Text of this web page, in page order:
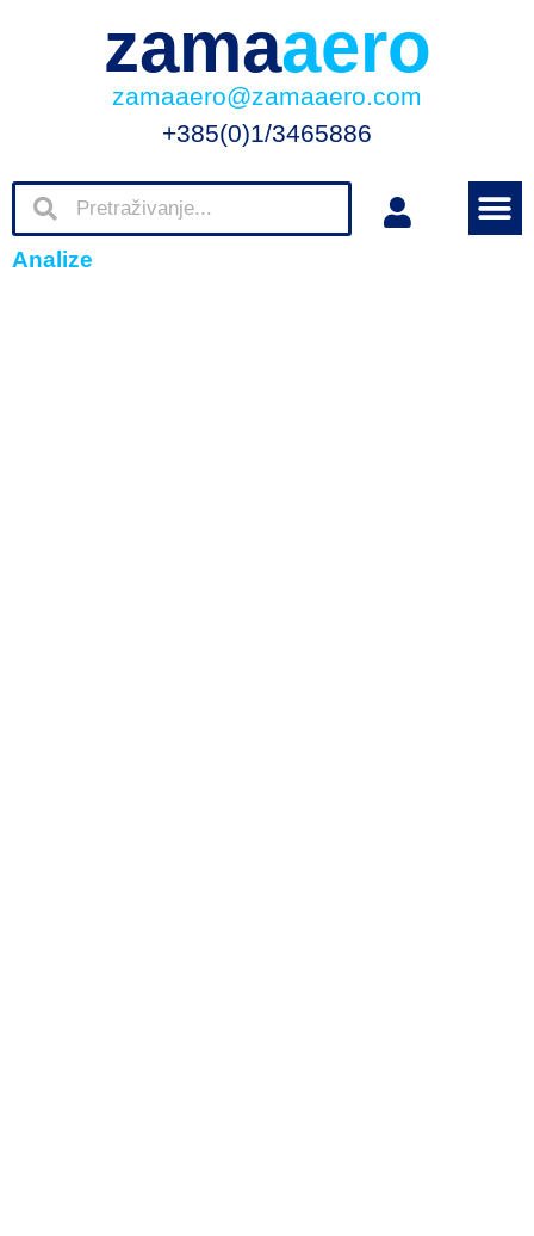
zamaaero
zamaaero@zamaaero.com
+385(0)1/3465886
Analize